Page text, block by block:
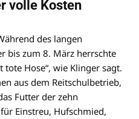
volle Kosten
des langen
bis zum 8. März herrschte
tote Hose“, wie Klinger sagt.
aus dem Reitschulbetrieb,
Futter der zehn
Einstreu, Hufschmied,